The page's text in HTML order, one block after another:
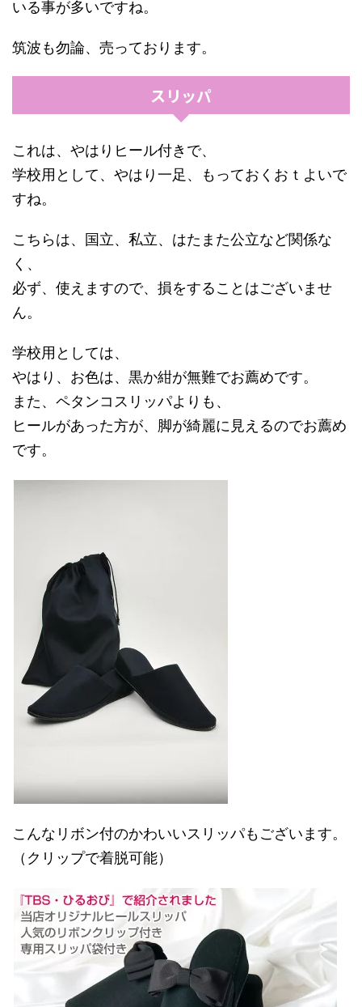
いる事が多いですね。
筑波も勿論、売っております。
スリッパ
これは、やはりヒール付きで、
学校用として、やはり一足、もっておくおｔよいで
すね。
こちらは、国立、私立、はたまた公立など関係な
く、
必ず、使えますので、損をすることはございませ
ん。
学校用としては、
やはり、お色は、黒か紺が無難でお薦めです。
また、ペタンコスリッパよりも、
ヒールがあった方が、脚が綺麗に見えるのでお薦め
です。
こんなリボン付のかわいいスリッパもございます。
（クリップで着脱可能）